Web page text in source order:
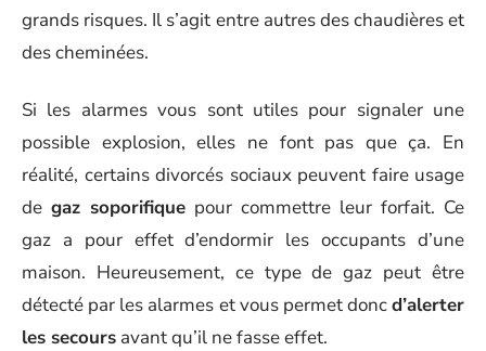
grands risques. Il s’agit entre autres des chaudières et
des cheminées.
Si les alarmes vous sont utiles pour signaler une
possible explosion, elles ne font pas que ça. En
réalité, certains divorcés sociaux peuvent faire usage
de gaz soporifique pour commettre leur forfait. Ce
gaz a pour effet d’endormir les occupants d’une
maison. Heureusement, ce type de gaz peut être
détecté par les alarmes et vous permet doncd’alerter
les secours avant qu’il ne fasse effet.